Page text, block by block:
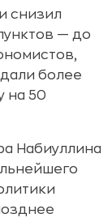
снизил
— до
более
на 50
Набиуллина